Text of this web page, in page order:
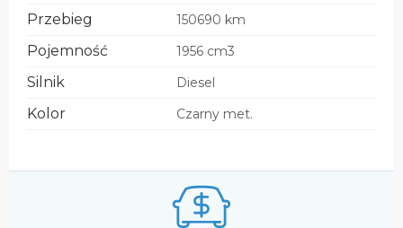
Przebieg 150690 km
Pojemność 1956 cm3
Silnik Diesel
Kolor Czarny met.